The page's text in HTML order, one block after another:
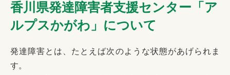
香川県発達障害者支援センター「ア
ルプスかがわ」について
発達障害とは、たとえば次のような状態があげられま
す。